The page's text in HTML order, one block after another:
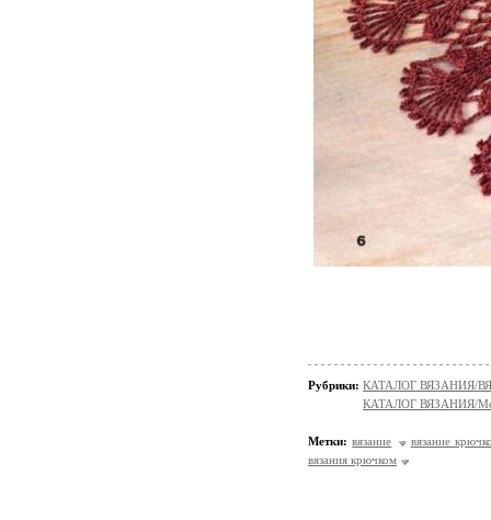
Рубрики: КАТАЛОГ ВЯЗАНИЯ/
КАТАЛОГ ВЯЗАНИЯ/
Метки: вязание
вязание
вязания крючком